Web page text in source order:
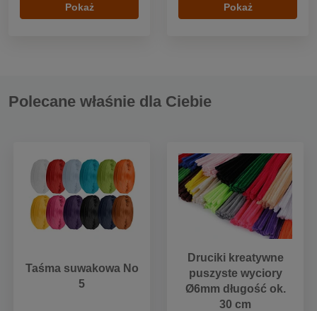
Pokaż Pokaż
Polecane właśnie dla Ciebie
Taśma suwakowa No
5
Druciki kreatywne
puszyste wyciory
Ø6mm długość ok.
30 cm